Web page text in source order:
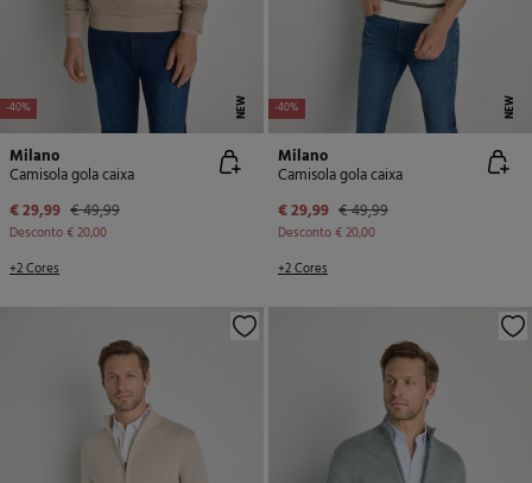
-40% NEW
Milano
Camisola gola caixa
€ 29,99 € 49,99
Desconto€ 20,00
+2 Cores
-40% NEW
Milano
Camisola gola caixa
€ 29,99 € 49,99
Desconto€ 20,00
+2 Cores